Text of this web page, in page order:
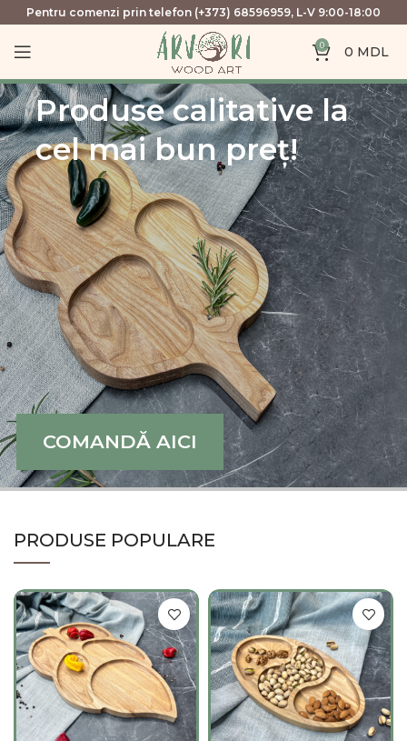
Pentru comenzi prin telefon (+373) 68596959, L-V 9:00-18:00
0 0 MDL
Produse calitative la
cel mai bun preț!
COMANDĂ AICI
PRODUSE POPULARE